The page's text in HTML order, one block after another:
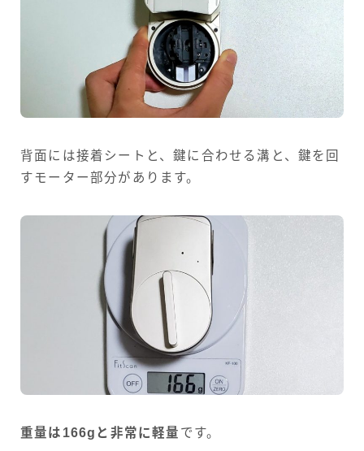
背面には接着シートと、鍵に合わせる溝と、鍵を回
すモーター部分があります。
重量は166gと非常に軽量 です。